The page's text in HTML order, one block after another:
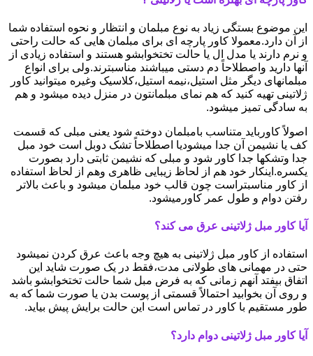
این موضوع بستگی زیاد به نوع مبلمان و انتظار و نحوه استفاده شما
از آن دارد.معمولا کاور پارچه ای برای مبلمان هایی که حالت راحتی
و نرم دارند یا مدل ال یا حالت تختخوابشو هستند و استفاده زیادی از
آنها دارید واصطلاحاً دم دستی میباشند مناسبترند.ولی برای انواع
مبلمانهای دیگر مثل استیل،نیمه استیل،کلاسیک وغیره میتوانید کاور
ژلاتینی تهیه کنید که هم نمای مبلمانتون در منزل دیده میشود و هم
به سادگی تمیز میشود.
اصولاً کاورباید متناسب بامبلمان دوخته شود یعنی مبلی که قسمت
کف یا نشیمن آن جدا میشودیا اصطلاحاً تشک دوبل است خود مبل
جدا وتشکها جدا کاور شود و مبلی که نشیمن ثابتی دارد بصورت
یکسره.اینکار خود هم از لحاظ زیبایی ظاهری وهم از لحاظ استفاده
از کاور مناسبتراست چون قالب خود مبلمان میشود و باعث بالاتر
رفتن دوام و طول عمر کاورمیشود.
آیا کاور مبل ژلاتینی عرق می کند؟
استفاده از کاور مبل ژلاتینی به هیچ وجه باعث عرق کردن نمیشود
حتی در مهمانی های طولانی مدت،فقط در یک صورت شاید این
اتفاق بیفتد آنهم زمانی که به فرض مبل شما حالت تختخوابشو باشد
و روی آن بخوابید احتمالاً قسمتی از پوست بدن یا صورت شما که به
طور مستقیم با کاور در تماس است این حالت برایش پیش بیاید.
آیا کاور مبل ژلاتینی دوام دارد؟